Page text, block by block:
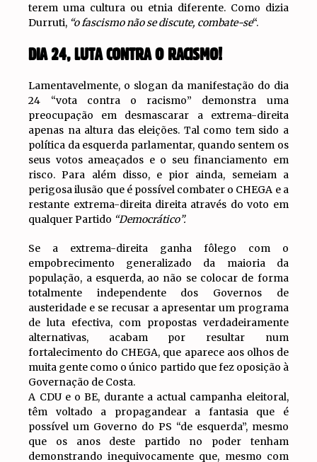
terem uma cultura ou etnia diferente. Como dizia
Durruti, “o fascismo não se discute, combate-se“.
DIA 24, LUTA CONTRA O RACISMO!
Lamentavelmente, o slogan da manifestação do dia
24 “vota contra o racismo” demonstra uma
preocupação em desmascarar a extrema-direita
apenas na altura das eleições. Tal como tem sido a
política da esquerda parlamentar, quando sentem os
seus votos ameaçados e o seu financiamento em
risco. Para além disso, e pior ainda, semeiam a
perigosa ilusão que é possível combater o CHEGA e a
restante extrema-direita direita através do voto em
qualquer Partido “Democrático”.
Se a extrema-direita ganha fôlego com o
empobrecimento generalizado da maioria da
população, a esquerda, ao não se colocar de forma
totalmente independente dos Governos de
austeridade e se recusar a apresentar um programa
de luta efectiva, com propostas verdadeiramente
alternativas, acabam por resultar num
fortalecimento do CHEGA, que aparece aos olhos de
muita gente como o único partido que fez oposição à
Governação de Costa.
A CDU e o BE, durante a actual campanha eleitoral,
têm voltado a propagandear a fantasia que é
possível um Governo do PS “de esquerda”, mesmo
que os anos deste partido no poder tenham
demonstrando inequivocamente que, mesmo com